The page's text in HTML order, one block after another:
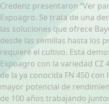
Credenz presentaron “Ver
Expoagro. Se trata de una
las soluciones que ofrece
desde las semillas hasta los
requiere el cultivo. Esta
Expoagro con la variedad CZ
de la ya conocida FN 450
mayor potencial de
de 100 años trabajando